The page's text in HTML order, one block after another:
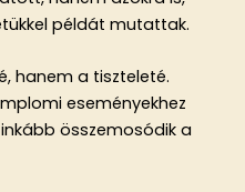
példát mutattak.
hanem a tiszteleté.
eseményekhez
összemosódik a